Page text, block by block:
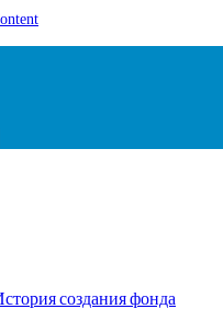
создания фонда